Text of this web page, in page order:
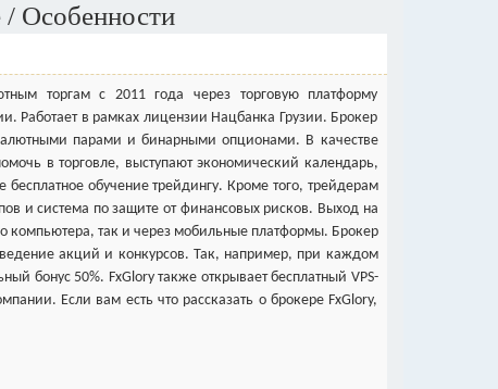
/ Особенности
торгам с 2011 года через торговую платформу
Работает в рамках лицензии Нацбанка Грузии. Брокер
парами и бинарными опционами. В качестве
в торговле, выступают экономический календарь,
обучение трейдингу. Кроме того, трейдерам
и система по защите от финансовых рисков. Выход на
компьютера, так и через мобильные платформы. Брокер
акций и конкурсов. Так, например, при каждом
бонус 50%. FxGlory также открывает бесплатный VPS-
Если вам есть что рассказать о брокере FxGlory,
свои отзывы.